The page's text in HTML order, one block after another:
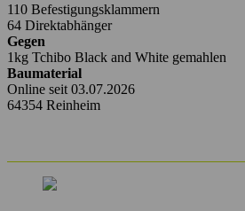
110 Befestigungsklammern
64 Direktabhänger
Gegen
1kg Tchibo Black and White gemahlen
Baumaterial
Online seit 03.07.2026
64354 Reinheim